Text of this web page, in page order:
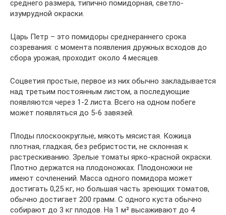
среднего размера, типично помидорная, светло-
изумрудной окраски.
Царь Петр – это помидоры среднераннего срока
созревания: с момента появления дружных всходов до
сбора урожая, проходит около 4 месяцев.
Соцветия простые, первое из них обычно закладывается
над третьим постоянным листом, а последующие
появляются через 1-2 листа. Всего на одном побеге
может появляться до 5-6 завязей.
Плоды плоскоокруглые, мякоть мясистая. Кожица
плотная, гладкая, без ребристости, не склонная к
растрескиванию. Зрелые томаты ярко-красной окраски.
Плотно держатся на плодоножках. Плодоножки не
имеют сочленений. Масса одного помидора может
достигать 0,25 кг, но большая часть зреющих томатов,
обычно достигает 200 грамм. С одного куста обычно
собирают до 3 кг плодов. На 1 м² высаживают до 4